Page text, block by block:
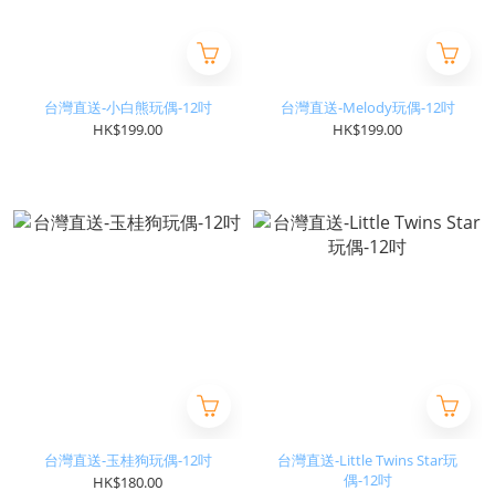
台灣直送-小白熊玩偶-12吋
HK$199.00
台灣直送-Melody玩偶-12吋
HK$199.00
台灣直送-玉桂狗玩偶-12吋
HK$180.00
台灣直送-Little Twins Star玩
偶-12吋